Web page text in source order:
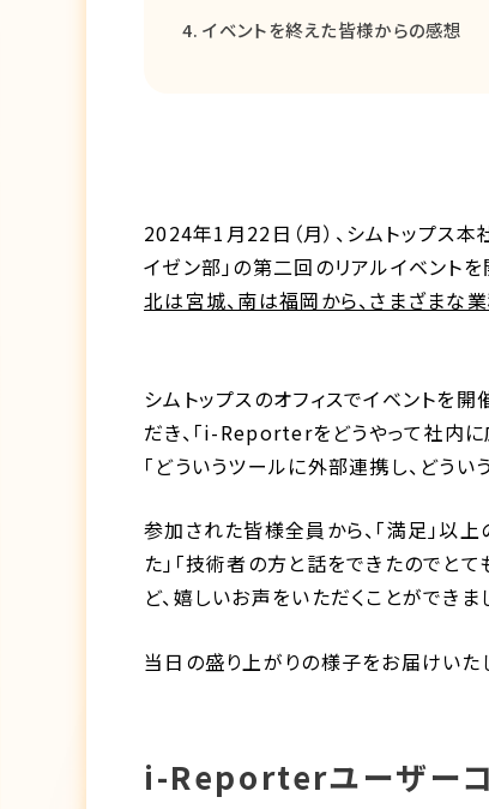
イベントを終えた皆様からの感想
2024年1月22日（月）、シムトップス
イゼン部」の第二回のリアルイベントを
北は宮城、南は福岡から、さまざまな
シムトップスのオフィスでイベントを
だき、「i-Reporterをどうやって社内に
「どういうツールに外部連携し、どう
参加された皆様全員から、「満足」以
た」「技術者の方と話をできたのでと
ど、嬉しいお声をいただくことができま
当日の盛り上がりの様子をお届けいた
i-Reporterユーザーコ